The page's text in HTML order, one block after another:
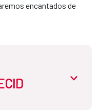
encantados de